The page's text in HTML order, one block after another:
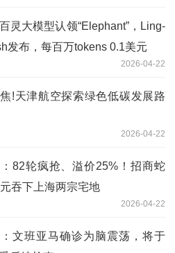
灵大模型认领“Elephant”，Ling-
发布，每百万tokens 0.1美元
2026-04-22
!天津航空探索绿色低碳发展路
2026-04-22
82轮疯抢、溢价25%！招商蛇
吞下上海两宗宅地
2026-04-22
文班亚马确诊为脑震荡，将于